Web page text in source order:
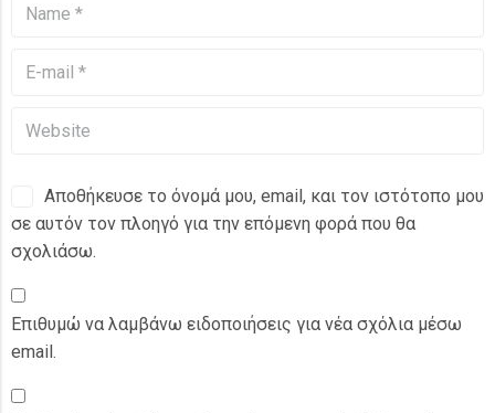
Αποθήκευσε το όνομά μου, email, και τον ιστότοπο μου
σε αυτόν τον πλοηγό για την επόμενη φορά που θα
σχολιάσω.
Επιθυμώ να λαμβάνω ειδοποιήσεις για νέα σχόλια μέσω
email.